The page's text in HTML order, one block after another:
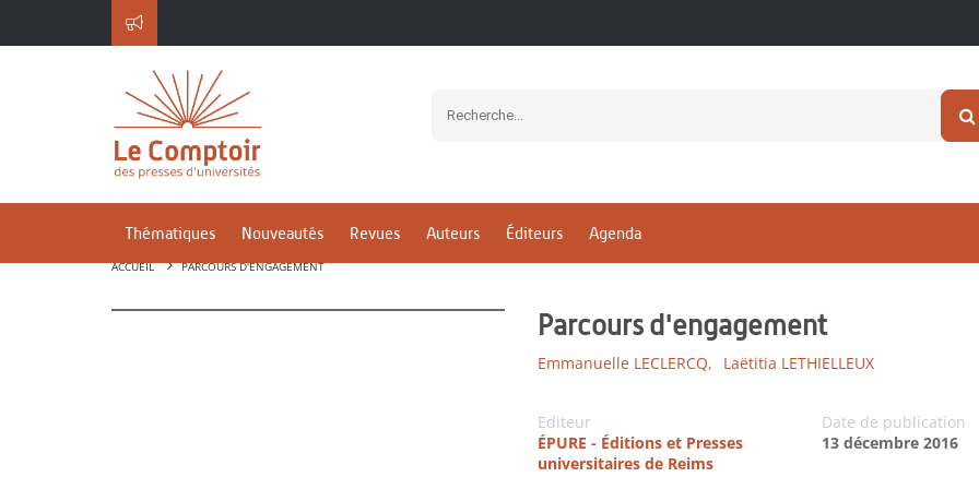
Thématiques Nouveautés Revues Auteurs Éditeurs Agenda
ACCUEIL PARCOURS D'ENGAGEMENT
Parcours d'engagement
Emmanuelle LECLERCQ, Laëtitia LETHIELLEUX
Editeur
ÉPURE - Éditions et Presses
universitaires de Reims
Date de publication
13 décembre 2016